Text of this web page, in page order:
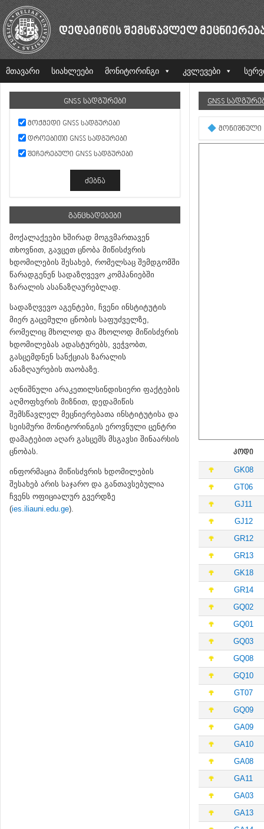
ᲓᲔᲓᲐᲛᲘᲬᲘᲡ ᲨᲔᲛᲡᲬᲐᲕᲚᲔᲚ
მთავარი სიახლეები მონიტორინგი კვლევები
GNSS ᲡᲐᲓᲒᲣᲠᲔᲑᲘ
ᲛᲝᲥᲛᲔᲓᲘ GNSS ᲡᲐᲓᲒᲣᲠᲔᲑᲘ
ᲓᲠᲝᲔᲑᲘᲗᲘ GNSS ᲡᲐᲓᲒᲣᲠᲔᲑᲘ
ᲨᲔᲩᲔᲠᲔᲑᲣᲚᲘ GNSS ᲡᲐᲓᲒᲣᲠᲔᲑᲘ
ᲒᲐᲜᲪᲮᲐᲓᲔᲑᲔᲑᲘ
მოქალაქეები ხშირად მოგვმართავენ
თხოვნით, გავცეთ ცნობა მიწისძვრის
ხდომილების შესახებ, რომელსაც შემდგომში
წარადგენენ სადაზღვევო კომპანიებში
ზარალის ასანაზღაურებლად.
სადაზღვევო აგენტები, ჩვენი ინსტიტუტის
მიერ გაცემული ცნობის საფუძველზე,
რომელიც მხოლოდ და მხოლოდ მიწისძვრის
ხდომილებას ადასტურებს, ვეჭვობთ,
გასცემდნენ სანქციას ზარალის
ანაზღაურების თაობაზე.
აღნიშნული არაკეთილსინდისიერი ფაქტების
აღმოფხვრის მიზნით, დედამიწის
შემსწავლელ მეცნიერებათა ინსტიტუტისა და
სეისმური მონიტორინგის ეროვნული ცენტრი
დამატებით აღარ გასცემს მსგავსი შინაარსის
ცნობას.
ინფორმაცია მიწისძვრის ხდომილების
შესახებ არის საჯარო და განთავსებულია
ჩვენს ოფიციალურ გვერდზე
(ies.iliauni.edu.ge).
GNSS
ᲛᲝᲜᲘᲨᲜᲣᲚᲘ
ᲙᲝᲓᲘ
GK08
GT06
GJ11
GJ12
GR12
GR13
GK18
GR14
GQ02
GQ01
GQ03
GQ08
GQ10
GT07
GQ09
GA09
GA10
GA08
GA11
GA03
GA13